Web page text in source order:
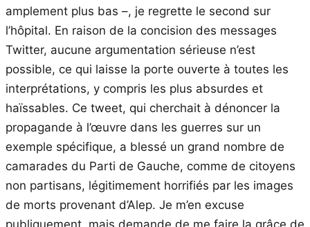
amplement plus bas –, je regrette le second sur
l’hôpital. En raison de la concision des messages
Twitter, aucune argumentation sérieuse n’est
possible, ce qui laisse la porte ouverte à toutes les
interprétations, y compris les plus absurdes et
haïssables. Ce tweet, qui cherchait à dénoncer la
propagande à l’œuvre dans les guerres sur un
exemple spécifique, a blessé un grand nombre de
camarades du Parti de Gauche, comme de citoyens
non partisans, légitimement horrifiés par les images
de morts provenant d’Alep. Je m’en excuse